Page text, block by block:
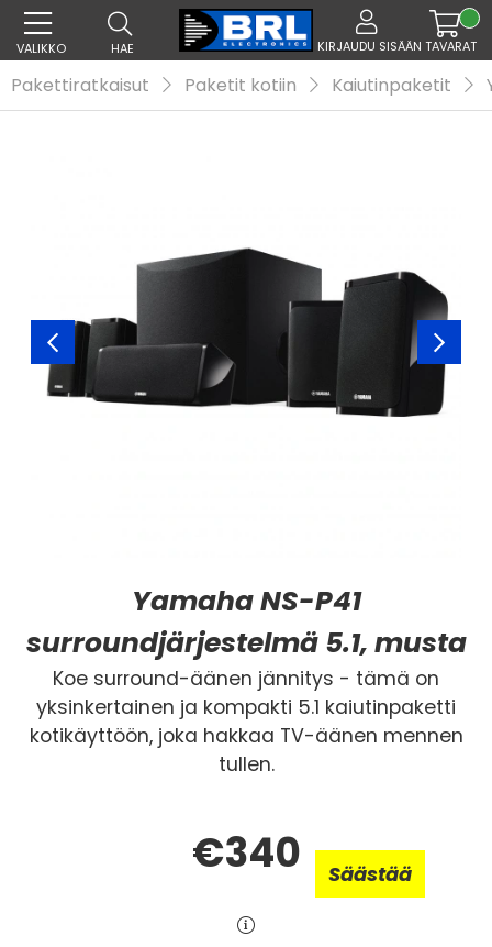
VALIKKO HAE KIRJAUDU SISÄÄN TAVARAT
Pakettiratkaisut Paketit kotiin Kaiutinpaketit
Yamaha NS-P41
surroundjärjestelmä 5.1, musta
Koe surround-äänen jännitys - tämä on
yksinkertainen ja kompakti 5.1 kaiutinpaketti
kotikäyttöön, joka hakkaa TV-äänen mennen
tullen.
€340 Säästää